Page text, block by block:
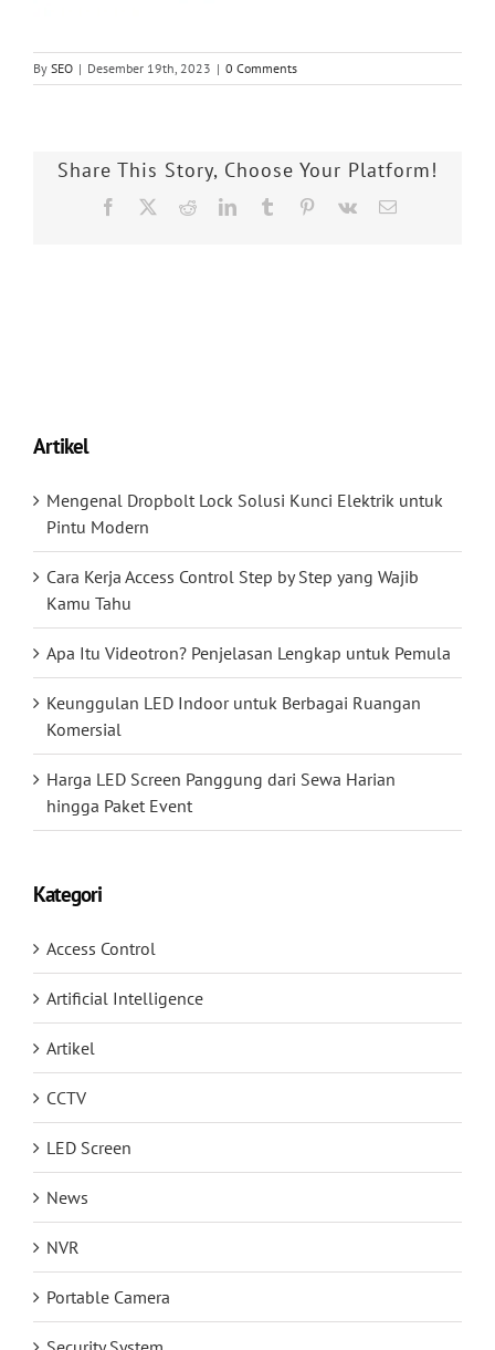
By SEO | Desember 19th, 2023 | 0 Comments
Share This Story, Choose Your Platform!
Facebook RedditLinkedInTumblr Pinterest
Vk Email
Artikel
Mengenal Dropbolt Lock Solusi Kunci Elektrik untuk
Pintu Modern
Cara Kerja Access Control Step by Step yang Wajib
Kamu Tahu
Apa Itu Videotron? Penjelasan Lengkap untuk Pemula
Keunggulan LED Indoor untuk Berbagai Ruangan
Komersial
Harga LED Screen Panggung dari Sewa Harian
hingga Paket Event
Kategori
Access Control
Artificial Intelligence
Artikel
CCTV
LED Screen
News
NVR
Portable Camera